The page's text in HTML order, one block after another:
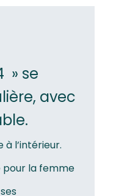
» se
avec
l’intérieur.
pour la femme